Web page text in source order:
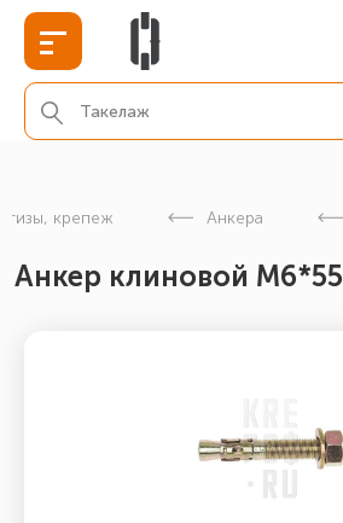
крепеж Анкера
Анкер клиновой М6*55